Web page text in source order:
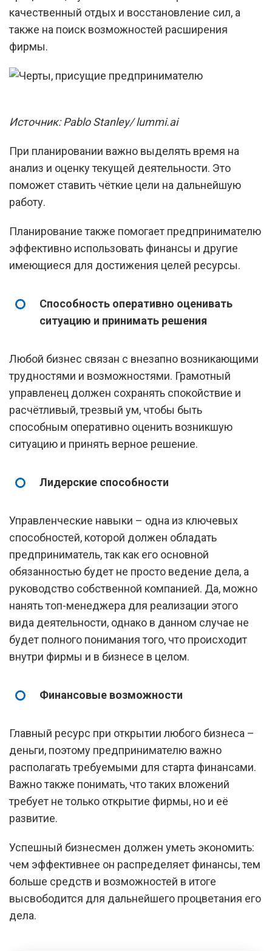
качественный отдых и восстановление сил, а
также на поиск возможностей расширения
фирмы.
Источник: Pablo Stanley/ lummi.ai
При планировании важно выделять время на
анализ и оценку текущей деятельности. Это
поможет ставить чёткие цели на дальнейшую
работу.
Планирование также помогает предпринимателю
эффективно использовать финансы и другие
имеющиеся для достижения целей ресурсы.
Способность оперативно оценивать
ситуацию и принимать решения
Любой бизнес связан с внезапно возникающими
трудностями и возможностями. Грамотный
управленец должен сохранять спокойствие и
расчётливый, трезвый ум, чтобы быть
способным оперативно оценить возникшую
ситуацию и принять верное решение.
Лидерские способности
Управленческие навыки – одна из ключевых
способностей, которой должен обладать
предприниматель, так как его основной
обязанностью будет не просто ведение дела, а
руководство собственной компанией. Да, можно
нанять топ-менеджера для реализации этого
вида деятельности, однако в данном случае не
будет полного понимания того, что происходит
внутри фирмы и в бизнесе в целом.
Финансовые возможности
Главный ресурс при открытии любого бизнеса –
деньги, поэтому предпринимателю важно
располагать требуемыми для старта финансами.
Важно также понимать, что таких вложений
требует не только открытие фирмы, но и её
развитие.
Успешный бизнесмен должен уметь экономить:
чем эффективнее он распределяет финансы, тем
больше средств и возможностей в итоге
высвободится для дальнейшего процветания его
дела.